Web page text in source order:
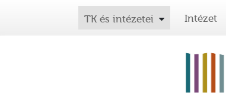
TK és intézetei Intézet